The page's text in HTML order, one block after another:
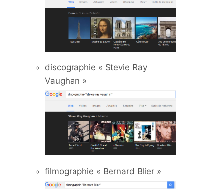
discographie « Stevie Ray
Vaughan »
filmographie « Bernard Blier »